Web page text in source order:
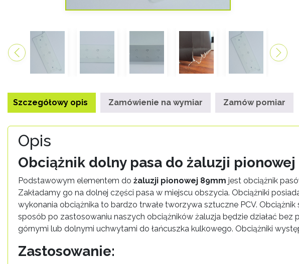
Szczegółowy opis Zamówienie na wymiar Zamów pomiar
Opis
Obciążnik dolny pasa do żaluzji
Podstawowym elementem do żaluzji pionowej 89mm jest obciążnik
Zakładamy go na dolnej części pasa w miejscu obszycia. Obciążniki
wykonania obciążnika to bardzo trwałe tworzywa sztuczne PCV.
sposób po zastosowaniu naszych obciążników żaluzja będzie działać
górnymi lub dolnymi uchwytami do łańcuszka kulkowego. Obciążniki
Zastosowanie: